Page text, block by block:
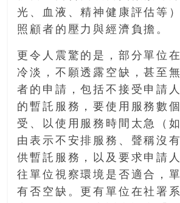
光、血液、精神健康評估等
照顧者的壓力與經濟負擔。
更令人震驚的是，部分單位
冷淡，不願透露空缺，甚至
者的申請，包括不接受申請
的暫託服務，要使用服務數
受、以使用服務時間太急（
由表示不安排服務、聲稱沒
供暫託服務，以及要求申請
往單位視察環境是否適合，
有否空缺。更有單位在社署